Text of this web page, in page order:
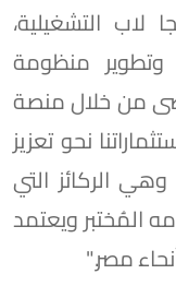
التشغيلية،
منظومة
من خلال منصة
نحو تعزيز
الركائز التي
المُختبر ويعتمد
مصر."